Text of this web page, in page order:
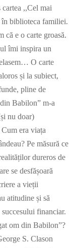
,,Cel mai
biblioteca familiei.
că e o carte groasă.
îmi inspira un
O carte
și la subiect,
pline de
Babilon” m-a
nu doar)
era viața
Pe măsură ce
dureros de
se desfășoară
a vieții
atitudine și să
financiar.
om din Babilon”?
S. Clason